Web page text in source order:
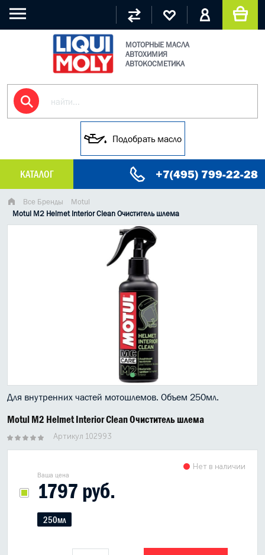
МОТОРНЫЕ МАСЛА
АВТОХИМИЯ
АВТОКОСМЕТИКА
Подобрать масло
КАТАЛОГ +7(495) 799-22-28
МАСЛО МОТОРНОЕ
ГРУЗОВЫЕ МАСЛА
АНТИФРИЗЫ СПЕЦЖИДКОСТИ
АВТО КОСМЕТИКА
ВСЕ БРЕНДЫ
Все Бренды
Motul
Motul M2 Helmet Interior Clean Очиститель шлема
Для внутренних частей мотошлемов. Объем 250мл.
Motul M2 Helmet Interior Clean Очиститель шлема
Артикул 102993
Ваша цена
1797 руб.
Нет в наличии
250мл